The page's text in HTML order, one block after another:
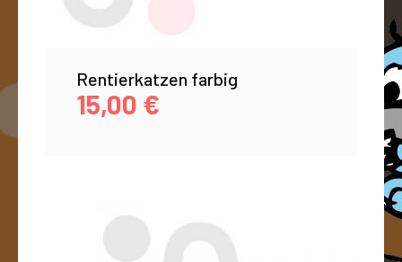
Rentierkatzen farbig
15,00 €